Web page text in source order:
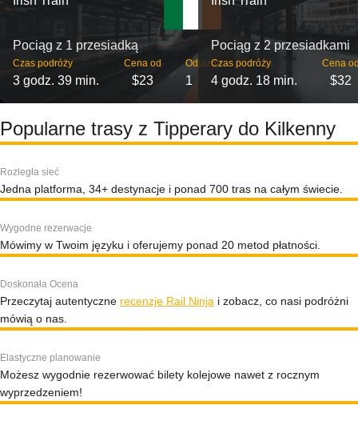
Pociąg z 1 przesiadką
Czas podróży
3 godz. 39 min.
Cena od
$23
Odjazdy
1
Pociąg z 2 przesiadkami
Czas podróży
4 godz. 18 min.
Cena
$32
Popularne trasy z Tipperary do Kilkenny
Rozległa sieć
Jedna platforma, 34+ destynacje i ponad 700 tras na całym świecie.
Wygodne rezerwacje
Mówimy w Twoim języku i oferujemy ponad 20 metod płatności.
Doskonała Ocena
Przeczytaj autentyczne recenzje Rail Ninja i zobacz, co nasi podróżni
mówią o nas.
Elastyczne planowanie
Możesz wygodnie rezerwować bilety kolejowe nawet z rocznym
wyprzedzeniem!